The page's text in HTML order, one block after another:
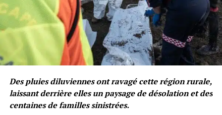
Des pluies diluviennes ont ravagé cette région rurale,
laissant derrière elles un paysage de désolation et des
centaines de familles sinistrées.